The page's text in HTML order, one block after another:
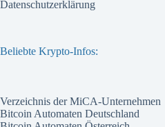
Datenschutzerklärung
Beliebte Krypto-Infos:
Verzeichnis der MiCA-Unternehmen
Bitcoin Automaten Deutschland